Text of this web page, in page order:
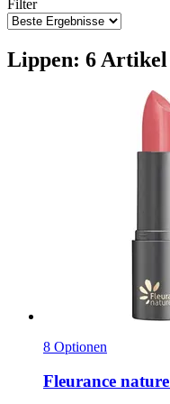
Filter
Lippen: 6 Artikel
8 Optionen
Fleurance nature